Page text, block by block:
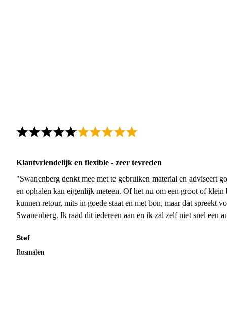
Klantvriendelijk en flexible - zeer tevreden
"Swanenberg denkt mee met te gebruiken material en adviseert
en ophalen kan eigenlijk meteen. Of het nu om een groot of
kunnen retour, mits in goede staat en met bon, maar dat spreekt
Swanenberg. Ik raad dit iedereen aan en ik zal zelf niet snel een
Stef
Rosmalen